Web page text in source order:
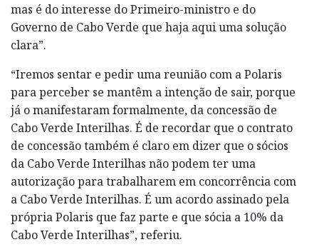
mas é do interesse do Primeiro-ministro e do
Governo de Cabo Verde que haja aqui uma solução
clara”.
“Iremos sentar e pedir uma reunião com a Polaris
para perceber se mantêm a intenção de sair, porque
já o manifestaram formalmente, da concessão de
Cabo Verde Interilhas. É de recordar que o contrato
de concessão também é claro em dizer que o sócios
da Cabo Verde Interilhas não podem ter uma
autorização para trabalharem em concorrência com
a Cabo Verde Interilhas. É um acordo assinado pela
própria Polaris que faz parte e que sócia a 10% da
Cabo Verde Interilhas”, referiu.